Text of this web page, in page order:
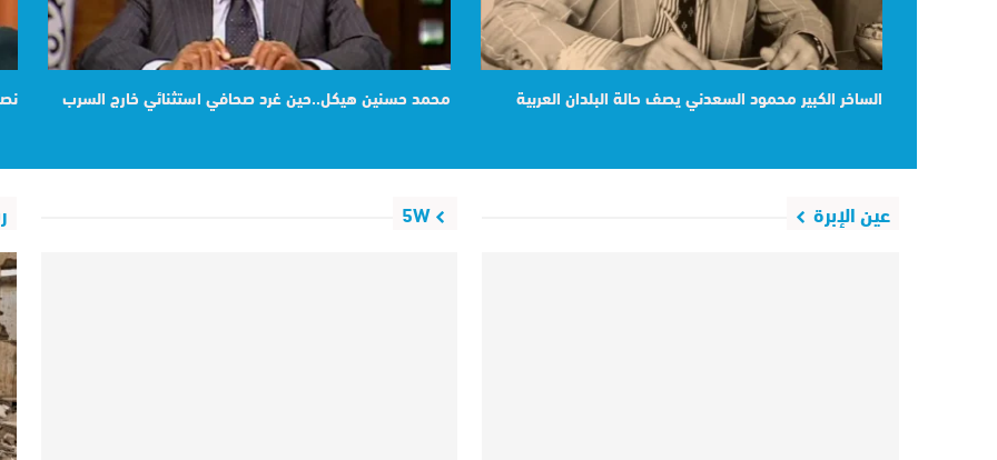
الساخر الكبير محمود السعدني يصف حالة البلدان العربية محمد حسنين هيكل..حين غرد صحافي استثنائي خارج السرب
عين الإبرة 5W